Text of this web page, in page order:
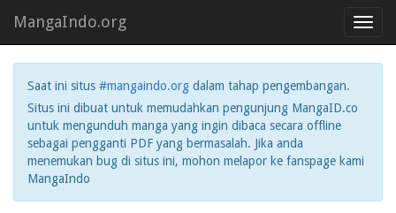
MangaIndo.org
Saat ini situs #mangaindo.org dalam tahap pengembangan.
Situs ini dibuat untuk memudahkan pengunjung MangaID.co
untuk mengunduh manga yang ingin dibaca secara offline
sebagai pengganti PDF yang bermasalah. Jika anda
menemukan bug di situs ini, mohon melapor ke fanspage kami
MangaIndo